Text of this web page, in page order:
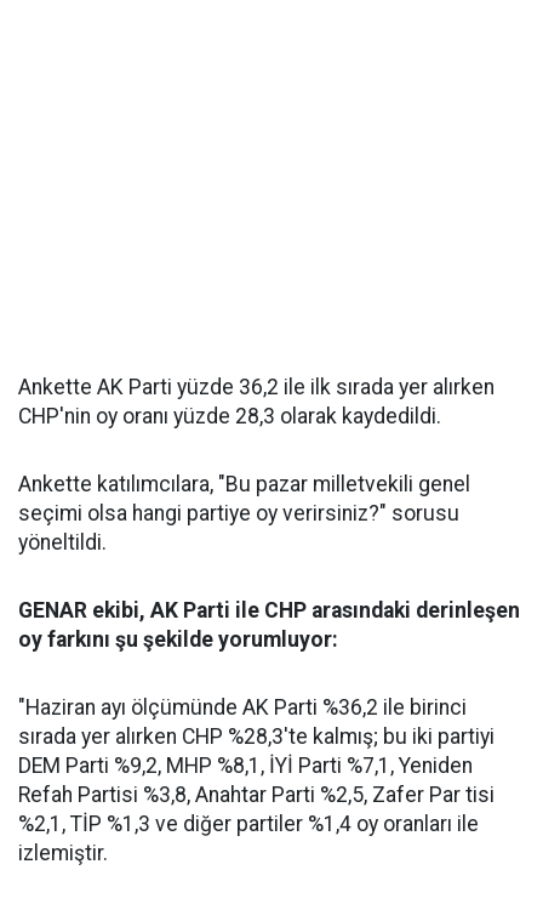
Ankette AK Parti yüzde 36,2 ile ilk sırada yer alırken
CHP'nin oy oranı yüzde 28,3 olarak kaydedildi.
Ankette katılımcılara, "Bu pazar milletvekili genel
seçimi olsa hangi partiye oy verirsiniz?" sorusu
yöneltildi.
GENAR ekibi, AK Parti ile CHP arasındaki derinleşen
oy farkını şu şekilde yorumluyor:
"Haziran ayı ölçümünde AK Parti %36,2 ile birinci
sırada yer alırken CHP %28,3'te kalmış; bu iki partiyi
DEM Parti %9,2, MHP %8,1, İYİ Parti %7,1, Yeniden
Refah Partisi %3,8, Anahtar Parti %2,5, Zafer Par tisi
%2,1, TİP %1,3 ve diğer partiler %1,4 oy oranları ile
izlemiştir.